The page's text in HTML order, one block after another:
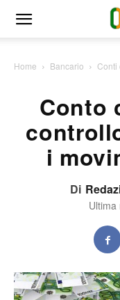
Home Bancario Conti
Conto
i
Di
Ultima